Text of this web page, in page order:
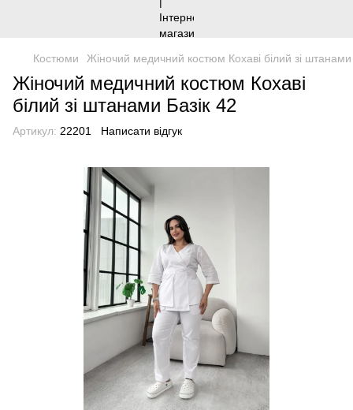
Костюми Жіночий медичний костюм Кохаві білий зі штанами
Жіночий медичний костюм Кохаві
білий зі штанами Базік 42
Артикул: 22201 Написати відгук